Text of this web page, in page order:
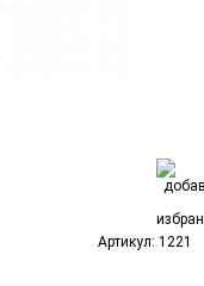
Артикул: 1221